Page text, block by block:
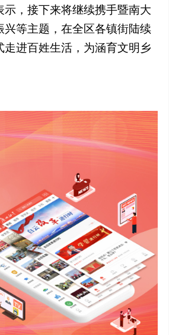
，接下来将继续携手暨南大
等主题，在全区各镇街陆续
进百姓生活，为涵育文明乡